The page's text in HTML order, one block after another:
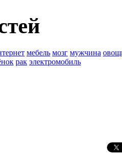
мебель мозг мужчина
рак электромобиль